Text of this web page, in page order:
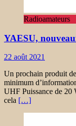
Radioamateurs
YAESU,
22 août 2021
Un prochain produit
minimum
UHF Puissance de 20
cela […]